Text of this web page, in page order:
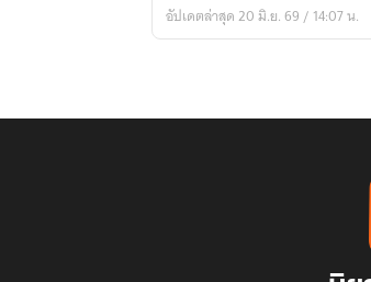
อัปเดตล่าสุด 20 มิ.ย. 69 / 14:07 น.